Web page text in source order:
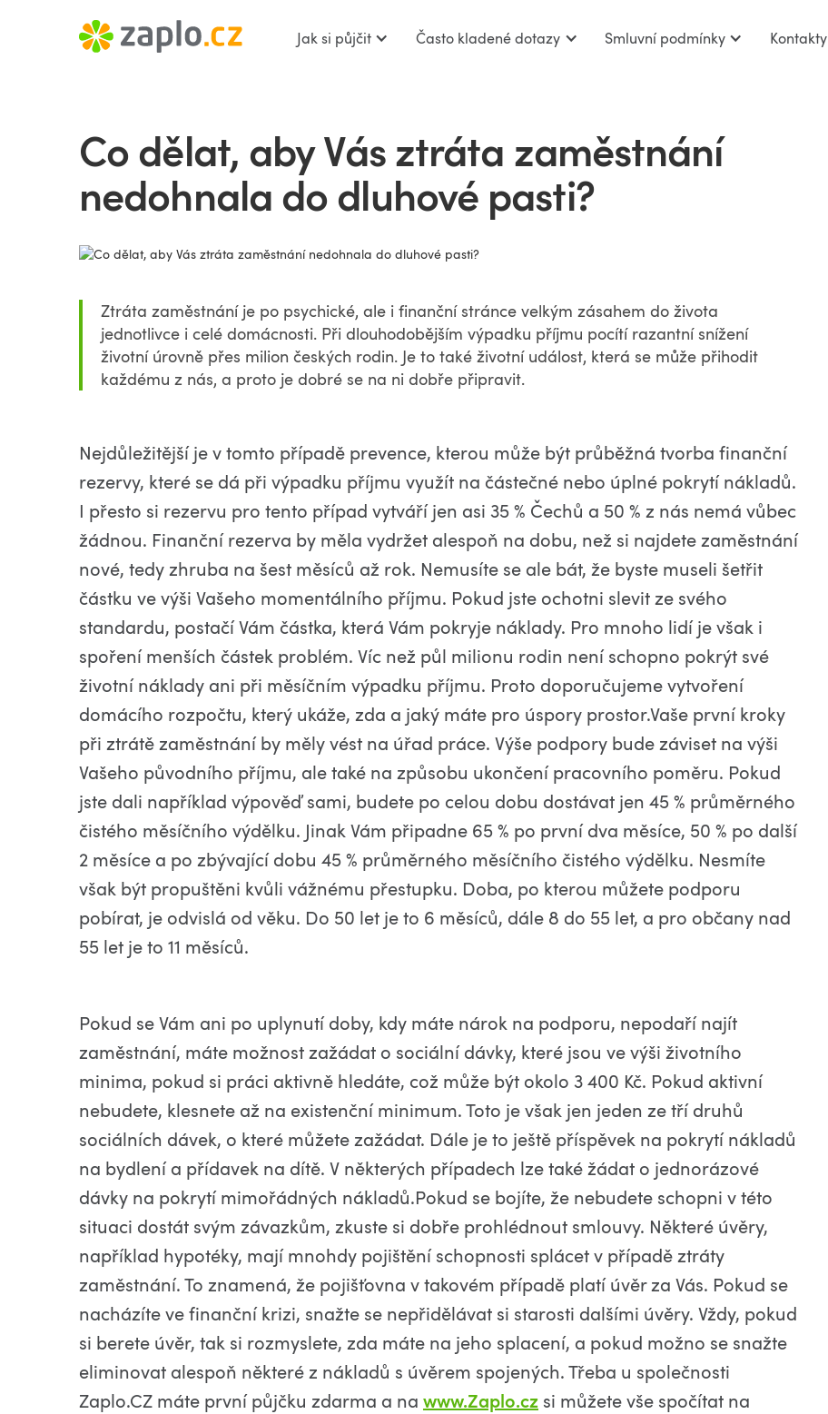
Jak si půjčit Často kladené dotazy Smluvní podmínky Kontakty
Co dělat, aby Vás ztráta zaměstnání
nedohnala do dluhové pasti?
Ztráta zaměstnání je po psychické, ale i finanční stránce velkým zásahem do života
jednotlivce i celé domácnosti. Při dlouhodobějším výpadku příjmu pocítí razantní snížení
životní úrovně přes milion českých rodin. Je to také životní událost, která se může přihodit
každému z nás, a proto je dobré se na ni dobře připravit.
Nejdůležitější je v tomto případě prevence, kterou může být průběžná tvorba finanční
rezervy, které se dá při výpadku příjmu využít na částečné nebo úplné pokrytí nákladů.
I přesto si rezervu pro tento případ vytváří jen asi 35 % Čechů a 50 % z nás nemá vůbec
žádnou. Finanční rezerva by měla vydržet alespoň na dobu, než si najdete zaměstnání
nové, tedy zhruba na šest měsíců až rok. Nemusíte se ale bát, že byste museli šetřit
částku ve výši Vašeho momentálního příjmu. Pokud jste ochotni slevit ze svého
standardu, postačí Vám částka, která Vám pokryje náklady. Pro mnoho lidí je však i
spoření menších částek problém. Víc než půl milionu rodin není schopno pokrýt své
životní náklady ani při měsíčním výpadku příjmu. Proto doporučujeme vytvoření
domácího rozpočtu, který ukáže, zda a jaký máte pro úspory prostor.Vaše první kroky
při ztrátě zaměstnání by měly vést na úřad práce. Výše podpory bude záviset na výši
Vašeho původního příjmu, ale také na způsobu ukončení pracovního poměru. Pokud
jste dali například výpověď sami, budete po celou dobu dostávat jen 45 % průměrného
čistého měsíčního výdělku. Jinak Vám připadne 65 % po první dva měsíce, 50 % po další
2 měsíce a po zbývající dobu 45 % průměrného měsíčního čistého výdělku. Nesmíte
však být propuštěni kvůli vážnému přestupku. Doba, po kterou můžete podporu
pobírat, je odvislá od věku. Do 50 let je to 6 měsíců, dále 8 do 55 let, a pro občany nad
55 let je to 11 měsíců.
Pokud se Vám ani po uplynutí doby, kdy máte nárok na podporu, nepodaří najít
zaměstnání, máte možnost zažádat o sociální dávky, které jsou ve výši životního
minima, pokud si práci aktivně hledáte, což může být okolo 3 400 Kč. Pokud aktivní
nebudete, klesnete až na existenční minimum. Toto je však jen jeden ze tří druhů
sociálních dávek, o které můžete zažádat. Dále je to ještě příspěvek na pokrytí nákladů
na bydlení a přídavek na dítě. V některých případech lze také žádat o jednorázové
dávky na pokrytí mimořádných nákladů.Pokud se bojíte, že nebudete schopni v této
situaci dostát svým závazkům, zkuste si dobře prohlédnout smlouvy. Některé úvěry,
například hypotéky, mají mnohdy pojištění schopnosti splácet v případě ztráty
zaměstnání. To znamená, že pojišťovna v takovém případě platí úvěr za Vás. Pokud se
nacházíte ve finanční krizi, snažte se nepřidělávat si starosti dalšími úvěry. Vždy, pokud
si berete úvěr, tak si rozmyslete, zda máte na jeho splacení, a pokud možno se snažte
eliminovat alespoň některé z nákladů s úvěrem spojených. Třeba u společnosti
Zaplo.CZ máte první půjčku zdarma a na www.Zaplo.cz si můžete vše spočítat na